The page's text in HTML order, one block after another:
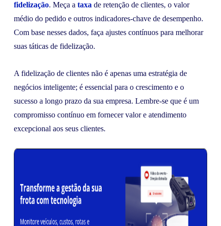
fidelização. Meça a taxa de retenção de clientes, o valor
médio do pedido e outros indicadores-chave de desempenho.
Com base nesses dados, faça ajustes contínuos para melhorar
suas táticas de fidelização.
A fidelização de clientes não é apenas uma estratégia de
negócios inteligente; é essencial para o crescimento e o
sucesso a longo prazo da sua empresa. Lembre-se que é um
compromisso contínuo em fornecer valor e atendimento
excepcional aos seus clientes.